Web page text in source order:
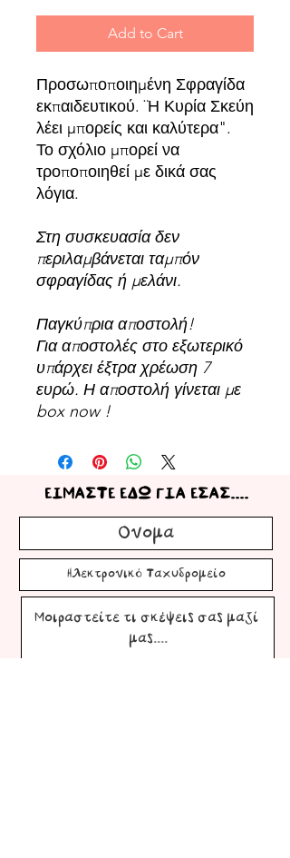
Add to Cart
Προσωποποιημένη Σφραγίδα
εκπαιδευτικού. ¨Η Κυρία Σκεύη
λέει μπορείς και καλύτερα".
Το σχόλιο μπορεί να
τροποποιηθεί με δικά σας
λόγια.
Στη συσκευασία δεν
περιλαμβάνεται ταμπόν
σφραγίδας ή μελάνι.
Παγκύπρια αποστολή!
Για αποστολές στο εξωτερικό
υπάρχει έξτρα χρέωση 7
ευρώ. Η αποστολή γίνεται με
box now !
ΕΙΜΑΣΤΕ ΕΔΩ ΓΙΑ ΕΣΑΣ....